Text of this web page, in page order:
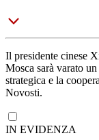
Il presidente cinese
Mosca sarà varato
strategica e la
Novosti.
IN EVIDENZA